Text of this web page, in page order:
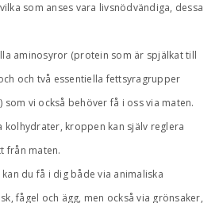
som anses vara livsnödvändiga, dessa
aminosyror (protein som är spjälkat till
och två essentiella fettsyragrupper
som vi också behöver få i oss via maten.
kolhydrater, kroppen kan själv reglera
från maten.
du få i dig både via animaliska
fågel och ägg, men också via grönsaker,